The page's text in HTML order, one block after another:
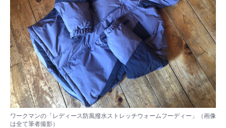
ワークマンの「レディース防風撥水ストレッチウォームフーディー」（画像
は全て筆者撮影）